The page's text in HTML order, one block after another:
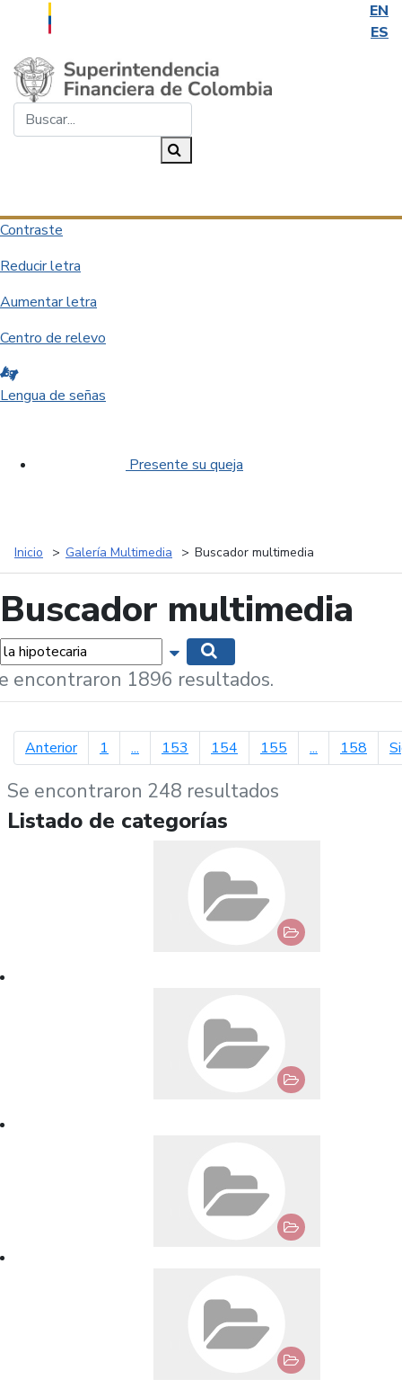
EN
ES
Saltar al contenido principal
Contraste
Reducir letra
Aumentar letra
Centro de relevo
Lengua de señas
Presente su queja
Inicio Galería Multimedia Buscador multimedia
Buscador multimedia
Mostrar opciones de búsqueda
encontraron 1896 resultados.
Anteriorpágina anterior
1 ... 153 154 155 ... 158
Se encontraron 248 resultados
Listado de categorías